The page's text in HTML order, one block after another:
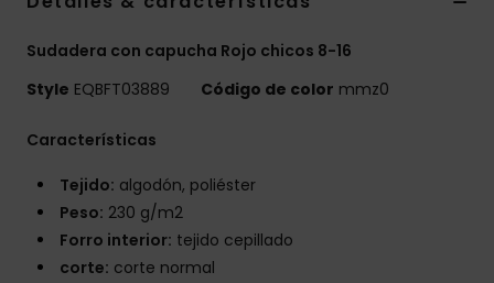
Sudadera con capucha Rojo chicos 8-16
Style EQBFT03889 Código de color mmz0
Características
Tejido: algodón, poliéster
Peso: 230 g/m2
Forro interior: tejido cepillado
corte: corte normal